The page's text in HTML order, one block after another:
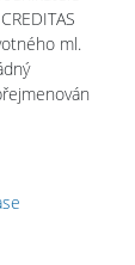
ml.